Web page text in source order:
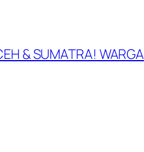
& SUMATRA! WARGA